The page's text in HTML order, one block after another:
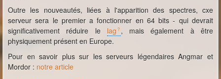
Outre les nouveautés, liées à l'apparition des spectres, cxe
serveur sera le premier a fonctionner en 64 bits - qui devrait
significativement réduire le lag , mais également à être
physiquement présent en Europe.
Pour en savoir plus sur les serveurs légendaires Angmar et
Mordor : notre article